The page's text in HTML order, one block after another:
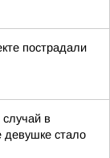
пострадали
в
девушке стало